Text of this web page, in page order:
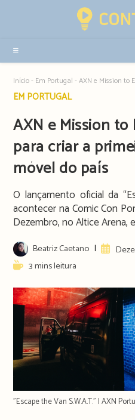
sidebar
Início- Em Portugal -AXN e Mission to
Post
EM PORTUGAL
AXN e Mission
para criar a
móvel do país
O lançamento oficial da
acontecer na Comic Con
Dezembro, no Altice Arena,
Post
author:
Beatriz Caetano
Artigo
Reading3 mins leitura
"Escape the Van S.W.A.T." | AXN